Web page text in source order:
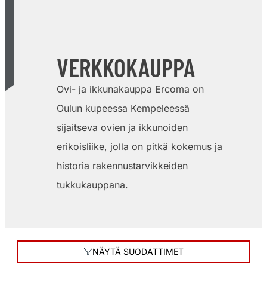
VERKKOKAUPPA
Ovi- ja ikkunakauppa Ercoma on
Oulun kupeessa Kempeleessä
sijaitseva ovien ja ikkunoiden
erikoisliike, jolla on pitkä kokemus ja
historia rakennustarvikkeiden
tukkukauppana.
NÄYTÄ SUODATTIMET